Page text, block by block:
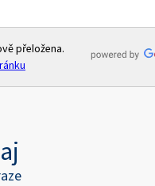
přeložena.